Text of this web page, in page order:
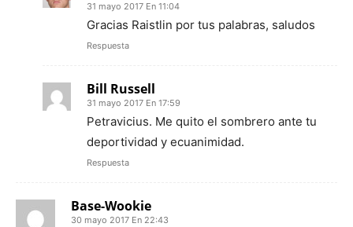
31 mayo 2017 En 11:04
Gracias Raistlin por tus palabras, saludos
Respuesta
Bill Russell
31 mayo 2017 En 17:59
Petravicius. Me quito el sombrero ante tu
deportividad y ecuanimidad.
Respuesta
Base-Wookie
30 mayo 2017 En 22:43